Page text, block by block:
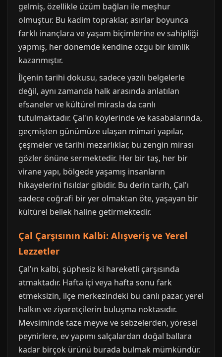
gelmiş, özellikle üzüm bağları ile meşhur
olmuştur. Bu kadim topraklar, asırlar boyunca
farklı inançlara ve yaşam biçimlerine ev sahipliği
yapmış, her dönemde kendine özgü bir kimlik
kazanmıştır.
İlçenin tarihi dokusu, sadece yazılı belgelerle
değil, aynı zamanda halk arasında anlatılan
efsaneler ve kültürel mirasla da canlı
tutulmaktadır. Çal'ın köylerinde ve kasabalarında,
geçmişten günümüze ulaşan mimari yapılar,
çeşmeler ve tarihi mezarlıklar, bu zengin mirası
gözler önüne sermektedir. Her bir taş, her bir
virane yapı, bölgede yaşamış insanların
hikayelerini fısıldar gibidir. Bu derin tarih, Çal'ı
sadece coğrafi bir yer olmaktan öte, yaşayan bir
kültürel bellek haline getirmektedir.
Çal Çarşısının Kalbi: Alışveriş ve Yerel
Lezzetler
Çal'ın kalbi, şüphesiz ki hareketli çarşısında
atmaktadır. Hafta içi veya hafta sonu fark
etmeksizin, ilçe merkezindeki bu canlı pazar, yerel
halkın ve ziyaretçilerin buluşma noktasıdır.
Mevsiminde taze meyve ve sebzelerden, yöresel
peynirlere, ev yapımı salçalardan doğal ballara
kadar birçok ürünü burada bulmak mümkündür.